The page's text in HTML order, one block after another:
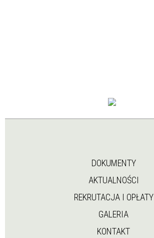
DOKUMENTY
AKTUALNOŚCI
REKRUTACJA I OPŁATY
GALERIA
KONTAKT